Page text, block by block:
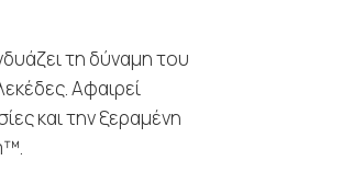
τη δύναμη του
Αφαιρεί
και την ξεραμένη